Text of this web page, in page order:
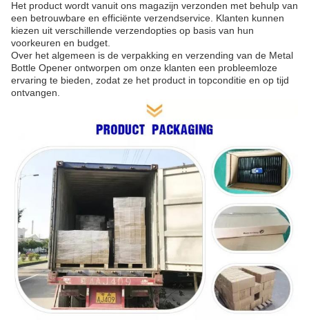
Het product wordt vanuit ons magazijn verzonden met behulp van
een betrouwbare en efficiënte verzendservice. Klanten kunnen
kiezen uit verschillende verzendopties op basis van hun
voorkeuren en budget.
Over het algemeen is de verpakking en verzending van de Metal
Bottle Opener ontworpen om onze klanten een probleemloze
ervaring te bieden, zodat ze het product in topconditie en op tijd
ontvangen.